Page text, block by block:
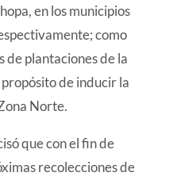
en los municipios
como
de plantaciones de la
de inducir la
Norte.
que con el fin de
recolecciones de